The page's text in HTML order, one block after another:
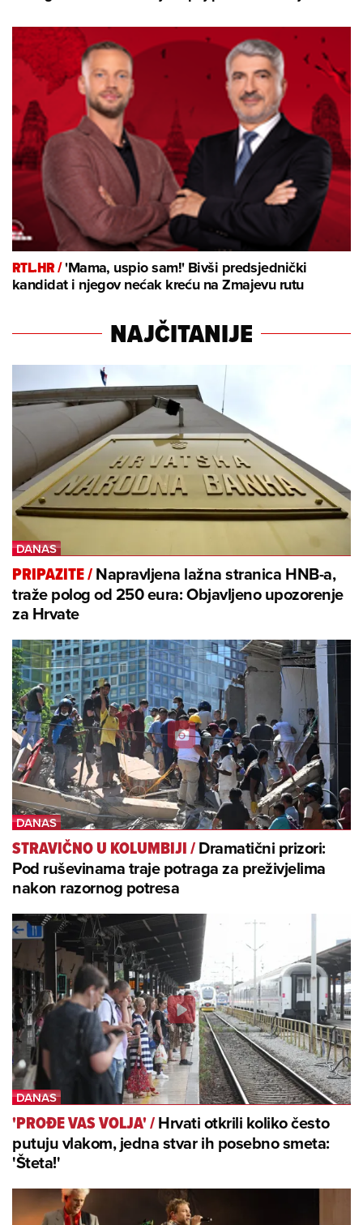
RTL.HR /'Mama, uspio sam!' Bivši predsjednički
kandidat i njegov nećak kreću na Zmajevu rutu
NAJČITANIJE
PRIPAZITE/Napravljena lažna stranica HNB-a,
traže polog od 250 eura: Objavljeno upozorenje
za Hrvate
STRAVIČNO U KOLUMBIJI/Dramatični prizori:
Pod ruševinama traje potraga za preživjelima
nakon razornog potresa
'PROĐE VAS VOLJA'/Hrvati otkrili koliko često
putuju vlakom, jedna stvar ih posebno smeta:
'Šteta!'